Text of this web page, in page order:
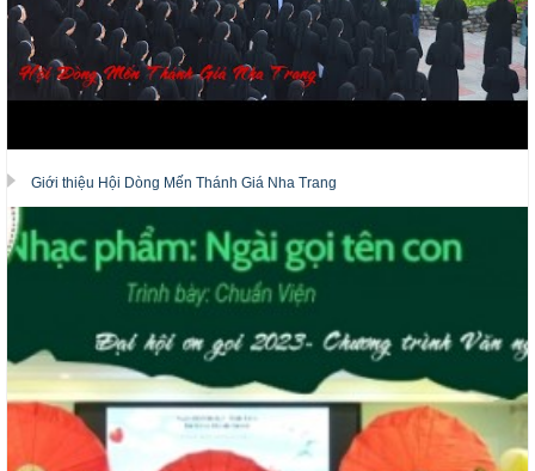
Giới thiệu Hội Dòng Mến Thánh Giá Nha Trang